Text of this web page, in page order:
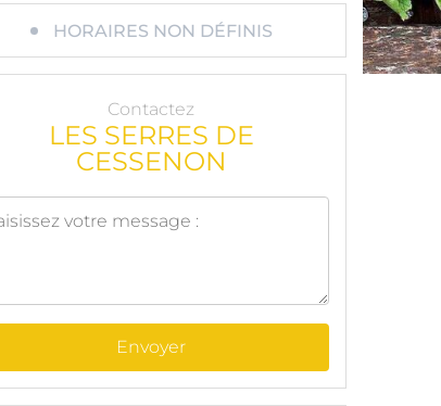
HORAIRES NON DÉFINIS
Contactez
LES SERRES DE
CESSENON
Envoyer